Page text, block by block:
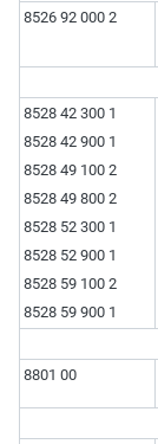
8526 92 000 2
8528 42 300 1
8528 42 900 1
8528 49 100 2
8528 49 800 2
8528 52 300 1
8528 52 900 1
8528 59 100 2
8528 59 900 1
8801 00